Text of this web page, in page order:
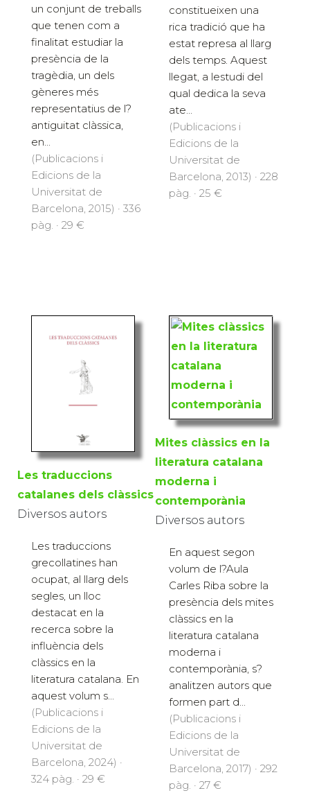
un conjunt de treballs
que tenen com a
finalitat estudiar la
presència de la
tragèdia, un dels
gèneres més
representatius de l?
antiguitat clàssica,
en...
(Publicacions i
Edicions de la
Universitat de
Barcelona, 2015) · 336
pàg. · 29 €
constitueixen una
rica tradició que ha
estat represa al llarg
dels temps. Aquest
llegat, a lestudi del
qual dedica la seva
ate...
(Publicacions i
Edicions de la
Universitat de
Barcelona, 2013) · 228
pàg. · 25 €
Les traduccions
catalanes dels clàssics
Diversos autors
Les traduccions
grecollatines han
ocupat, al llarg dels
segles, un lloc
destacat en la
recerca sobre la
influència dels
clàssics en la
literatura catalana. En
aquest volum s...
(Publicacions i
Edicions de la
Universitat de
Barcelona, 2024) ·
324 pàg. · 29 €
Mites clàssics en la
literatura catalana
moderna i
contemporània
Diversos autors
En aquest segon
volum de l?Aula
Carles Riba sobre la
presència dels mites
clàssics en la
literatura catalana
moderna i
contemporània, s?
analitzen au­tors que
formen part d...
(Publicacions i
Edicions de la
Universitat de
Barcelona, 2017) · 292
pàg. · 27 €